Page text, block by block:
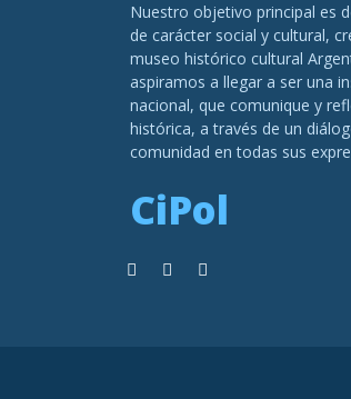
Nuestro objetivo principal es
de carácter social y cultural,
museo histórico cultural
aspiramos a llegar a ser una
nacional, que comunique y
histórica, a través de un
comunidad en todas sus
CiPol